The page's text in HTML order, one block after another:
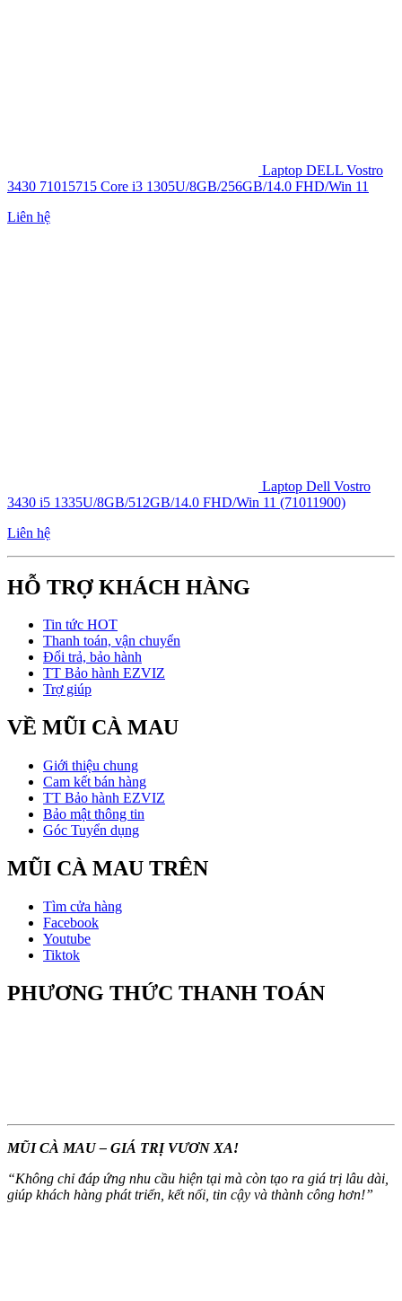
Laptop DELL Vostro
3430 71015715 Core i3 1305U/8GB/256GB/14.0 FHD/Win 11
Liên hệ
Laptop Dell Vostro
3430 i5 1335U/8GB/512GB/14.0 FHD/Win 11 (71011900)
Liên hệ
HỖ TRỢ KHÁCH HÀNG
Tin tức HOT
Thanh toán, vận chuyển
Đổi trả, bảo hành
TT Bảo hành EZVIZ
Trợ giúp
VỀ MŨI CÀ MAU
Giới thiệu chung
Cam kết bán hàng
TT Bảo hành EZVIZ
Bảo mật thông tin
Góc Tuyển dụng
MŨI CÀ MAU TRÊN
Tìm cửa hàng
Facebook
Youtube
Tiktok
PHƯƠNG THỨC THANH TOÁN
MŨI CÀ MAU – GIÁ TRỊ VƯƠN XA!
“Không chỉ đáp ứng nhu cầu hiện tại mà còn tạo ra giá trị lâu dài,
giúp khách hàng phát triển, kết nối, tin cậy và thành công hơn!”